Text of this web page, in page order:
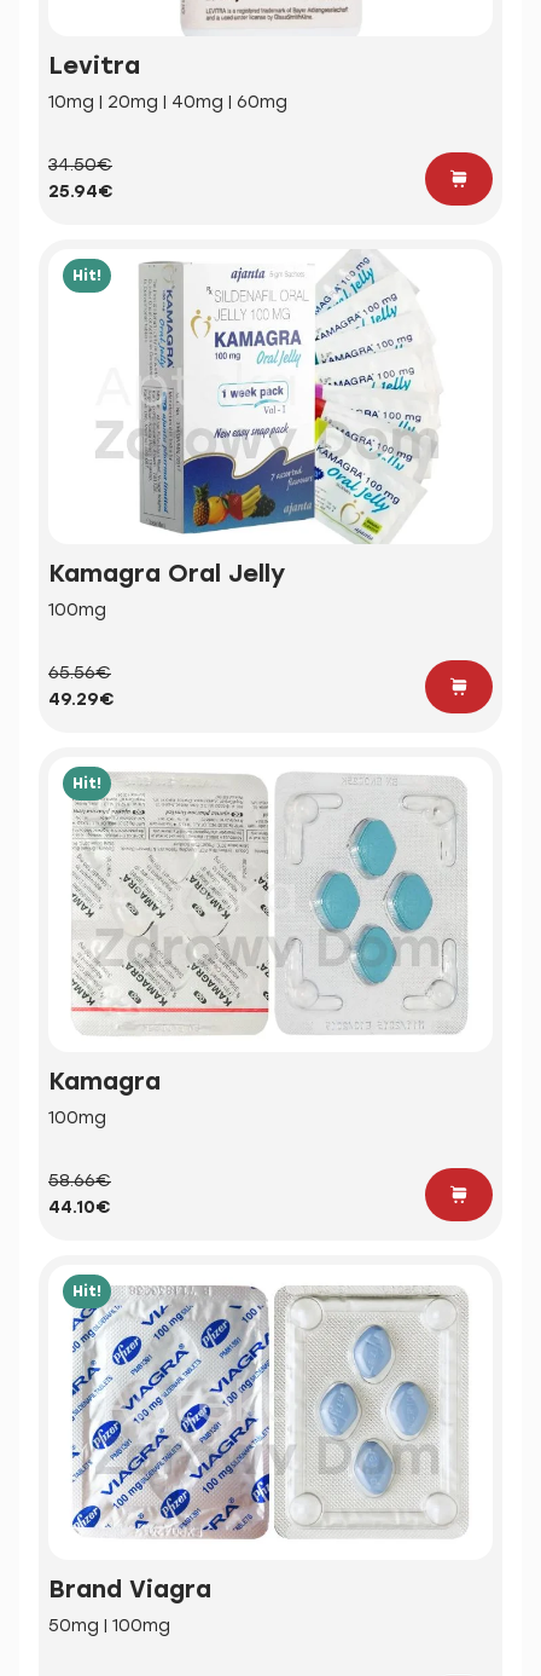
Levitra
10mg | 20mg | 40mg | 60mg
34.50€
25.94€
Hit!
Kamagra Oral Jelly
100mg
65.56€
49.29€
Hit!
Kamagra
100mg
58.66€
44.10€
Hit!
Brand Viagra
50mg | 100mg